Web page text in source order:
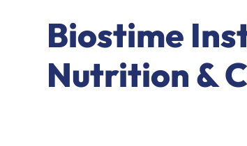
Biostime
Nutrition &